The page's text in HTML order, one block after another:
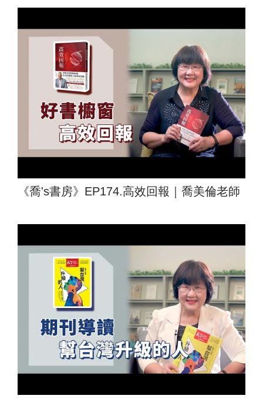
《喬's書房》EP174.高效回報｜喬美倫老師